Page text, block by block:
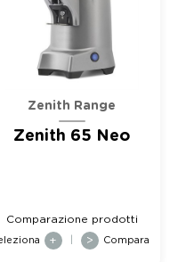
Zenith Range
Zenith 65 Neo
Comparazione prodotti
+ > Compara